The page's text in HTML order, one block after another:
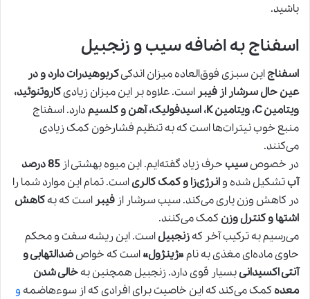
باشید.
اسفناج به اضافه سیب و زنجبیل
اسفناجاین سبزی فوق‌العاده میزان اندکیکربوهیدرات دارد و در
عین حال سرشار از فیبر است. علاوه بر این میزان زیادیکاروتنوئید،
ویتامین C، ویتامین K، اسیدفولیک، آهن و کلسیم
دارد. اسفناج
منبع خوب نیترات‌ها است که به تنظیم فشارخون کمک زیادی
می‌کنند.
در خصوصسیبحرف زیاد گفته‌ایم. این میوه بهشتی از
85 درصد
آبتشکیل شده وانرژی‌زا و کمک کالریاست. تمام این موارد شما را
در کاهش وزن یاری می‌کند. سیب سرشار از فیبر است که بهکاهش
اشتها و کنترل وزن کمک می‌کنند.
می‌رسیم به ترکیب آخر کهزنجبیلاست. این ریشه سفت و محکم
حاوی ماده‌ای مغذی به نام«ژینژول»است که خواصضدالتهابی و
آنتی اکسیدانیبسیار قوی دارد. زنجبیل همچنین بهخالی شدن
معده کمک می‌کند که این خاصیت برای افرادی که از سوءهاضمه و